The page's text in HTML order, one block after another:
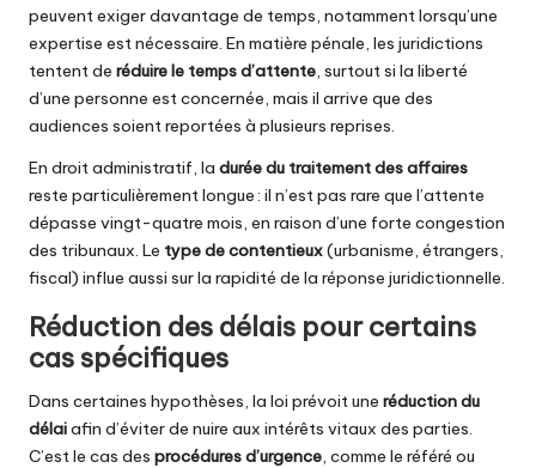
peuvent exiger davantage de temps, notamment lorsqu’une
expertise est nécessaire. En matière pénale, les juridictions
tentent de réduire le temps d’attente, surtout si la liberté
d’une personne est concernée, mais il arrive que des
audiences soient reportées à plusieurs reprises.
En droit administratif, la durée du traitement des affaires
reste particulièrement longue : il n’est pas rare que l’attente
dépasse vingt-quatre mois, en raison d’une forte congestion
des tribunaux. Le type de contentieux(urbanisme, étrangers,
fiscal) influe aussi sur la rapidité de la réponse juridictionnelle.
Réduction des délais pour certains
cas spécifiques
Dans certaines hypothèses, la loi prévoit une réduction du
délaiafin d’éviter de nuire aux intérêts vitaux des parties.
C’est le cas des procédures d’urgence, comme le référé ou